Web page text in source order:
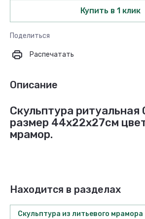
Купить в 1 клик
Поделиться
Распечатать
Описание
Скульптура ритуальная
размер 44х22х27см
мрамор.
Находится в разделах
Скульптура из литьевого мрамора